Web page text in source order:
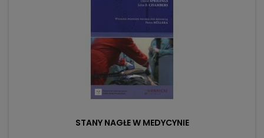
STANY NAGŁE W MEDYCYNIE